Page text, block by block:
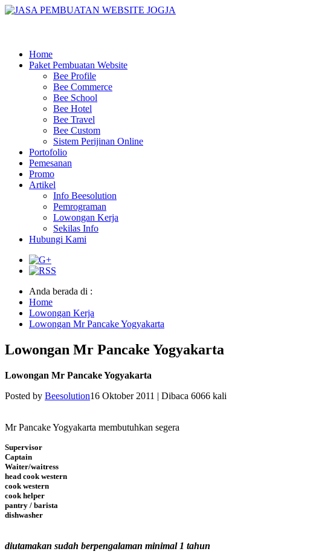
Home
Paket Pembuatan Website
Bee Profile
Bee Commerce
Bee School
Bee Hotel
Bee Travel
Bee Custom
Sistem Perijinan Online
Portofolio
Pemesanan
Promo
Artikel
Info Beesolution
Pemrograman
Lowongan Kerja
Sekilas Info
Hubungi Kami
Anda berada di :
Home
Lowongan Kerja
Lowongan Mr Pancake Yogyakarta
Lowongan Mr Pancake Yogyakarta
Lowongan Mr Pancake Yogyakarta
Posted by Beesolution16 Oktober 2011 | Dibaca 6066 kali
Mr Pancake Yogyakarta membutuhkan segera
Supervisor
Captain
Waiter/waitress
head cook western
cook western
cook helper
pantry / barista
dishwasher
diutamakan sudah berpengalaman minimal 1 tahun